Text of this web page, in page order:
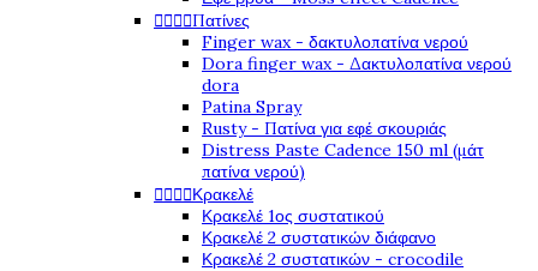
Πατίνες
Finger wax - δακτυλοπατίνα νερού
Dora finger wax - Δακτυλοπατίνα νερού
dora
Patina Spray
Rusty - Πατίνα για εφέ σκουριάς
Distress Paste Cadence 150 ml (μάτ
πατίνα νερού)
Κρακελέ
Κρακελέ 1ος συστατικού
Κρακελέ 2 συστατικών διάφανο
Κρακελέ 2 συστατικών - crocodile